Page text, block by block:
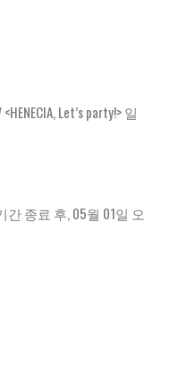
Let’s party!> 일
종료 후, 05월 01일 오